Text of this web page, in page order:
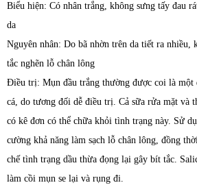
Biểu hiện: Có nhân trắng, không sưng tấy đau
da
Nguyên nhân: Do bã nhờn trên da tiết ra nhiều,
tắc nghẽn lỗ chân lông
Điều trị: Mụn đầu trắng thường được coi là một
cá, do tương đối dễ điều trị. Cả sữa rửa mặt và
có kê đơn có thể chữa khỏi tình trạng này. Sử
cường khả năng làm sạch lỗ chân lông, đồng
chế tình trạng dầu thừa đọng lại gây bít tắc.
làm cồi mụn se lại và rụng đi.